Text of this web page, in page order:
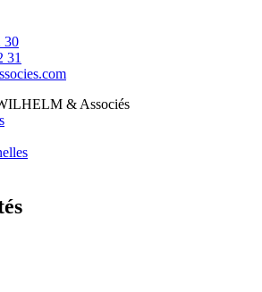
30
31
& Associés